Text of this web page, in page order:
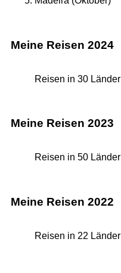
Meine Reisen 2024
Reisen in 30 Länder
Meine Reisen 2023
Reisen in 50 Länder
Meine Reisen 2022
Reisen in 22 Länder